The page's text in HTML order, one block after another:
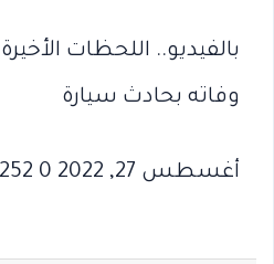
بالفيديو.. اللحظات
وفاته بحادث سيارة
أغسطس 27, 2022 0 9٬252 دقيقة واحدة